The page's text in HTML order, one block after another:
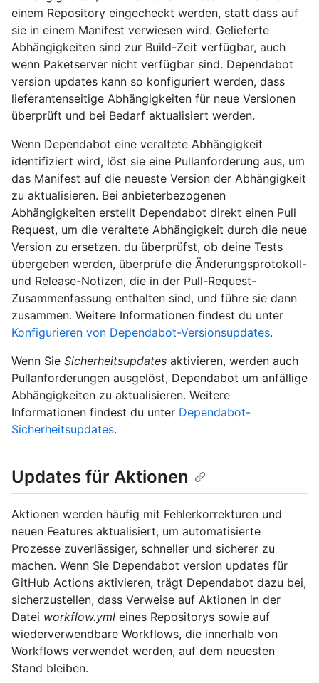
einem Repository eingecheckt werden, statt dass auf
sie in einem Manifest verwiesen wird. Gelieferte
Abhängigkeiten sind zur Build-Zeit verfügbar, auch
wenn Paketserver nicht verfügbar sind. Dependabot
version updates kann so konfiguriert werden, dass
lieferantenseitige Abhängigkeiten für neue Versionen
überprüft und bei Bedarf aktualisiert werden.
Wenn Dependabot eine veraltete Abhängigkeit
identifiziert wird, löst sie eine Pullanforderung aus, um
das Manifest auf die neueste Version der Abhängigkeit
zu aktualisieren. Bei anbieterbezogenen
Abhängigkeiten erstellt Dependabot direkt einen Pull
Request, um die veraltete Abhängigkeit durch die neue
Version zu ersetzen. du überprüfst, ob deine Tests
übergeben werden, überprüfe die Änderungsprotokoll-
und Release-Notizen, die in der Pull-Request-
Zusammenfassung enthalten sind, und führe sie dann
zusammen. Weitere Informationen findest du unter
Konfigurieren von Dependabot-Versionsupdates.
Wenn Sie Sicherheitsupdates aktivieren, werden auch
Pullanforderungen ausgelöst, Dependabot um anfällige
Abhängigkeiten zu aktualisieren. Weitere
Informationen findest du unter Dependabot-
Sicherheitsupdates.
Updates für Aktionen
Aktionen werden häufig mit Fehlerkorrekturen und
neuen Features aktualisiert, um automatisierte
Prozesse zuverlässiger, schneller und sicherer zu
machen. Wenn Sie Dependabot version updates für
GitHub Actions aktivieren, trägt Dependabot dazu bei,
sicherzustellen, dass Verweise auf Aktionen in der
Datei workflow.yml eines Repositorys sowie auf
wiederverwendbare Workflows, die innerhalb von
Workflows verwendet werden, auf dem neuesten
Stand bleiben.